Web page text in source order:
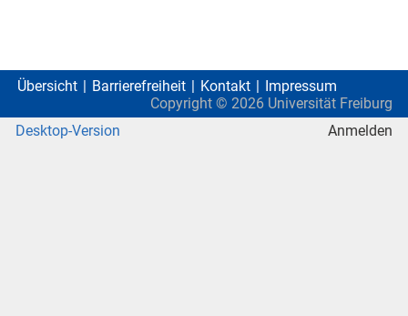
Übersicht Barrierefreiheit Kontakt
Impressum
Copyright © 2026 Universität Freiburg
Desktop-Version
Anmelden